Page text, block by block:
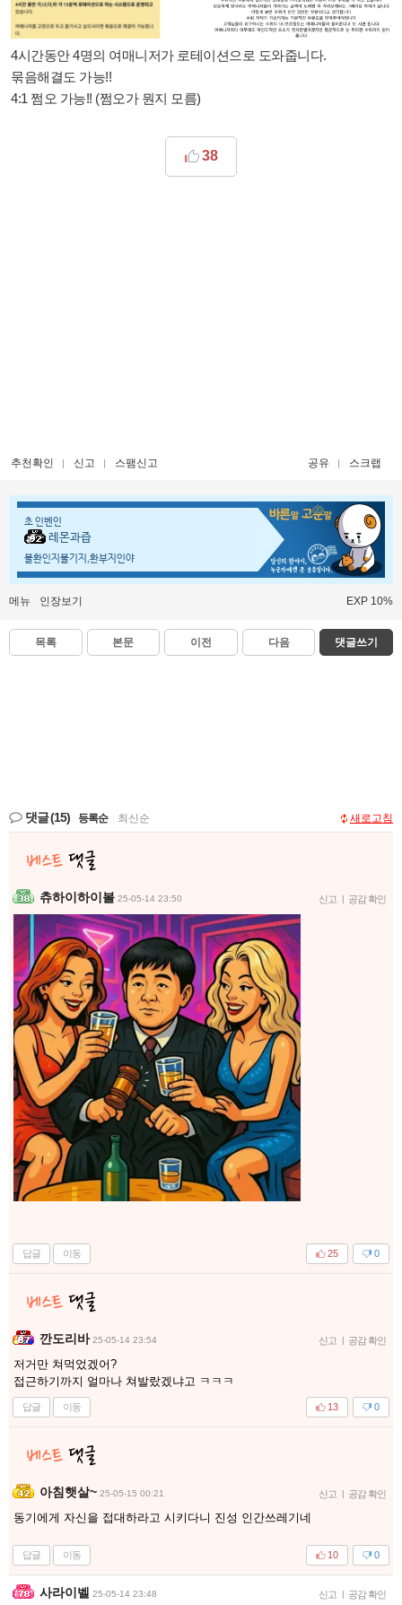
4시간동안 4명의 여매니저가 로테이션으로 도와줍니다.
묶음해결도 가능!!
4:1 쩜오 가능!! (쩜오가 뭔지 모름)
38
추천확인 신고 스팸신고 공유 스크랩
초 인벤인
레몬과즙
불환인지불기지,환부지인야
메뉴 인장보기 EXP 10%
목록 본문 이전 다음 댓글쓰기
댓글(15) 등록순 최신순 새로고침
츄하이하이볼 25-05-14 23:50 신고 | 공감 확인
답글 이동 0
25
깐도리바 25-05-14 23:54 신고 | 공감 확인
저거만 쳐먹었겠어?
접근하기까지 얼마나 쳐발랐겠냐고 ㅋㅋㅋ
답글 이동 0
13
아침햇살~ 25-05-15 00:21 신고 | 공감 확인
동기에게 자신을 접대하라고 시키다니 진성 인간쓰레기네
답글 이동 0
10
사라이벨 25-05-14 23:48 신고 | 공감 확인